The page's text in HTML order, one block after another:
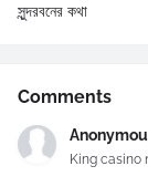
সুন্দরবনের কথা
Comments
King casino